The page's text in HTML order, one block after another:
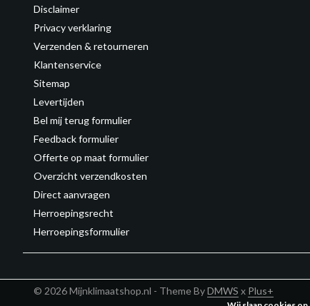
Disclaimer
Privacy verklaring
Verzenden & retourneren
Klantenservice
Sitemap
Levertijden
Bel mij terug formulier
Feedback formulier
Offerte op maat formulier
Overzicht verzendkosten
Direct aanvragen
Herroepingsrecht
Herroepingsformulier
© 2026 Mijnklimaatshop.nl - Theme ByDMWS x Plus+